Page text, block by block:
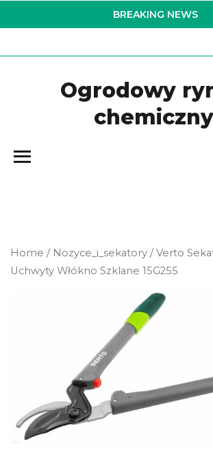
to
BREAKING NEWS
Ogrodowy
chemiczny
Home / Nozyce_i_sekatory / Verto
Uchwyty Włókno Szklane 15G255